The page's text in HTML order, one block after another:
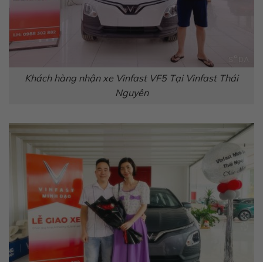
Khách hàng nhận xe Vinfast VF5 Tại Vinfast Thái
Nguyên